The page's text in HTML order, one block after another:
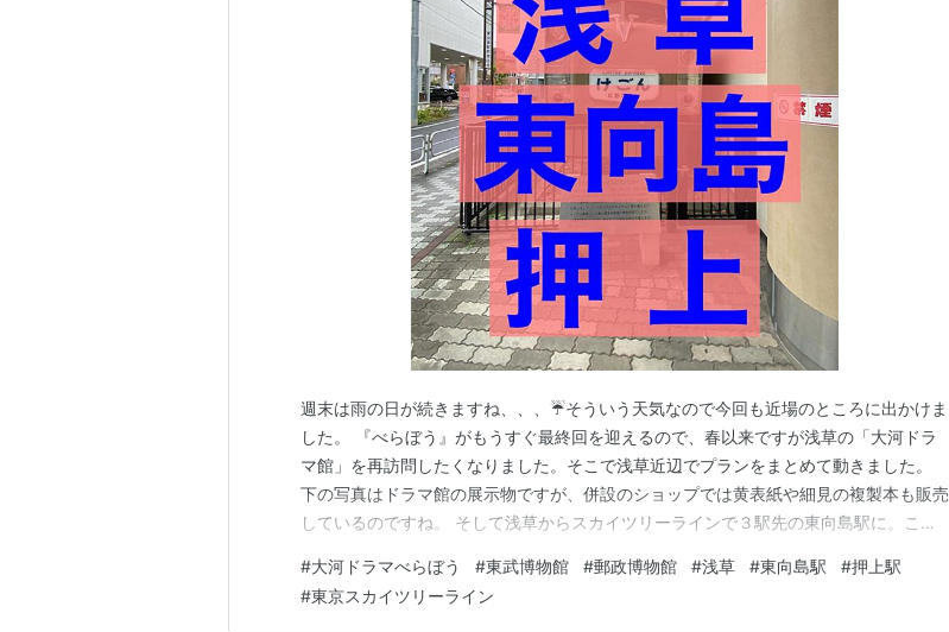
週末は雨の日が続きますね、、、☔そういう天気なので今回も近場のところに出かけま
した。 『べらぼう』がもうすぐ最終回を迎えるので、春以来ですが浅草の「大河ドラ
マ館」を再訪問したくなりました。そこで浅草近辺でプランをまとめて動きました。
下の写真はドラマ館の展示物ですが、併設のショップでは黄表紙や細見の複製本も販売
しているのですね。 そして浅草からスカイツリーラインで３駅先の東向島駅に。この
この機関車の車輪を動かすところも見ることができました。 お隣の曳舟駅で降りて歩
いているときに偶然見つけたお蕎麦屋さん。路地にある隠…
#大河ドラマべらぼう #東武博物館 #郵政博物館 #浅草 #東向島駅 #押上駅
#東京スカイツリーライン